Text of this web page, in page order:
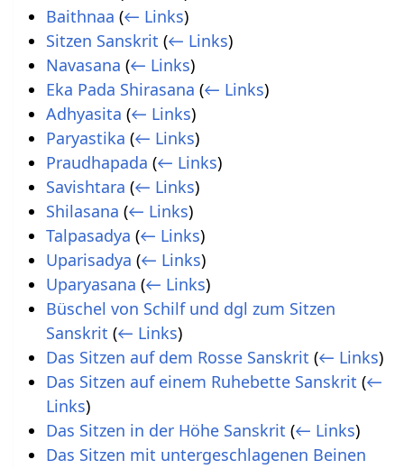
Baithnaa (← Links)
Sitzen Sanskrit (← Links)
Navasana (← Links)
Eka Pada Shirasana (← Links)
Adhyasita (← Links)
Paryastika (← Links)
Praudhapada (← Links)
Savishtara (← Links)
Shilasana (← Links)
Talpasadya (← Links)
Uparisadya (← Links)
Uparyasana (← Links)
Büschel von Schilf und dgl zum Sitzen
Sanskrit (← Links)
Das Sitzen auf dem Rosse Sanskrit (← Links)
Das Sitzen auf einem Ruhebette Sanskrit (←
Links)
Das Sitzen in der Höhe Sanskrit (← Links)
Das Sitzen mit untergeschlagenen Beinen